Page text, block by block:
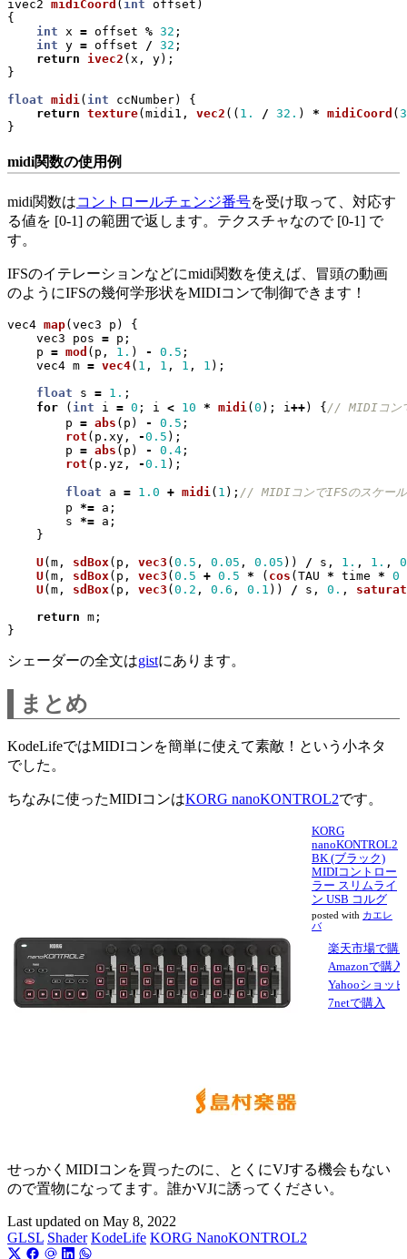
ivec2 midiCoord ( int offset )
{
int
x = offset % 32 ;
int y = offset / 32 ;
return
ivec2 ( x , y);
}
float midi ( int ccNumber)
{
return texture(midi1 , vec2 (( 1. / 32. ) * midiCoord (3
}
midi関数の使用例
midi関数はコントロールチェンジ番号を受け取って、対応す
る値を [0-1] の範囲で返します。テクスチャなので [0-1] で
す。
IFSのイテレーションなどにmidi関数を使えば、冒頭の動画
のようにIFSの幾何学形状をMIDIコンで制御できます！
vec4 map( vec3 p )
{
vec3
pos = p ;
p = mod ( p , 1. ) - 0.5 ;
vec4 m = vec4( 1 , 1 , 1 , 1 );
float
s = 1. ;
for
( int i = 0 ; i < 10 * midi( 0 ); i++)
{
p = abs ( p ) - 0.5 ;
rot ( p . xy , -0.5 );
p = abs ( p ) - 0.4 ;
rot ( p . yz , -0.1 );
float a = 1.0 + midi( 1 );
p
*= a ;
s
*= a ;
}
U( m , sdBox( p , vec3 ( 0.5 , 0.05 , 0.05 )) / s , 1. , 1. ,
U( m , sdBox( p , vec3 ( 0.5 + 0.5 * ( cos ( TAU * time * 0
U( m , sdBox( p , vec3 ( 0.2 , 0.6 , 0.1 )) / s , 0. ,
return m ;
}
シェーダーの全文はgistにあります。
まとめ
KodeLifeではMIDIコンを簡単に使えて素敵！という小ネタ
でした。
ちなみに使ったMIDIコンはKORG nanoKONTROL2です。
KORG
nanoKONTROL2
BK (ブラック)
MIDIコントロー
ラー スリムライ
ン USB コルグ
posted with カエレ
バ
楽天市場で購
Amazonで購入
Yahooショッ
7netで購入
せっかくMIDIコンを買ったのに、とくにVJする機会もない
ので置物になってます。誰かVJに誘ってください。
Last updated on May 8, 2022
GLSL Shader KodeLife KORG NanoKONTROL2